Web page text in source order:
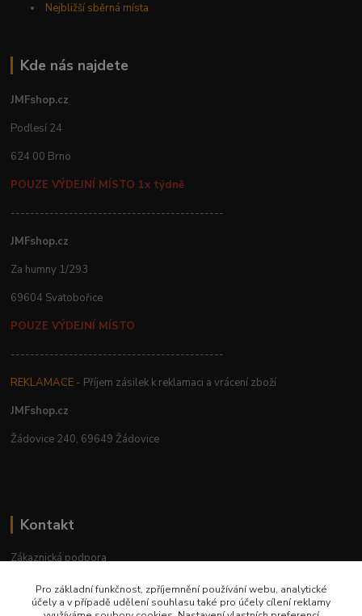
Nejbližší sběrná místa
Kde nás najdete
JMFshop.cz
Podlesí 24
624 00 Brno
POUZE VÝDEJNÍ MÍSTO 1x týdně
--------------------------------------------
JMFshop.cz
Za humny 1/293
69604 Svatobořice
POUZE VÝDEJNÍ MÍSTO
--------------------------------------------
REKLAMACE - Příjem zásilek k reklamaci a vrácení zboží
JMFshop.cz
Žádovice 240, 69649 Žádovice
Kontakt
Zákaznická podpora
Po-Pá, 9-18 hod.
Pro základní funkčnost, zpříjemnění používání webu, analytické
účely a v případě udělení souhlasu také pro účely cílení reklamy